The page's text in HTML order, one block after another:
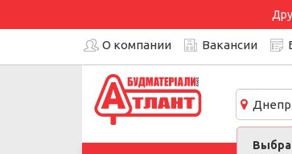
О компании Вакансии
Днепр